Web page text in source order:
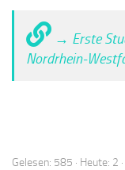
→ Erste
Nordrhein-
Gelesen: 585 · Heute: 2